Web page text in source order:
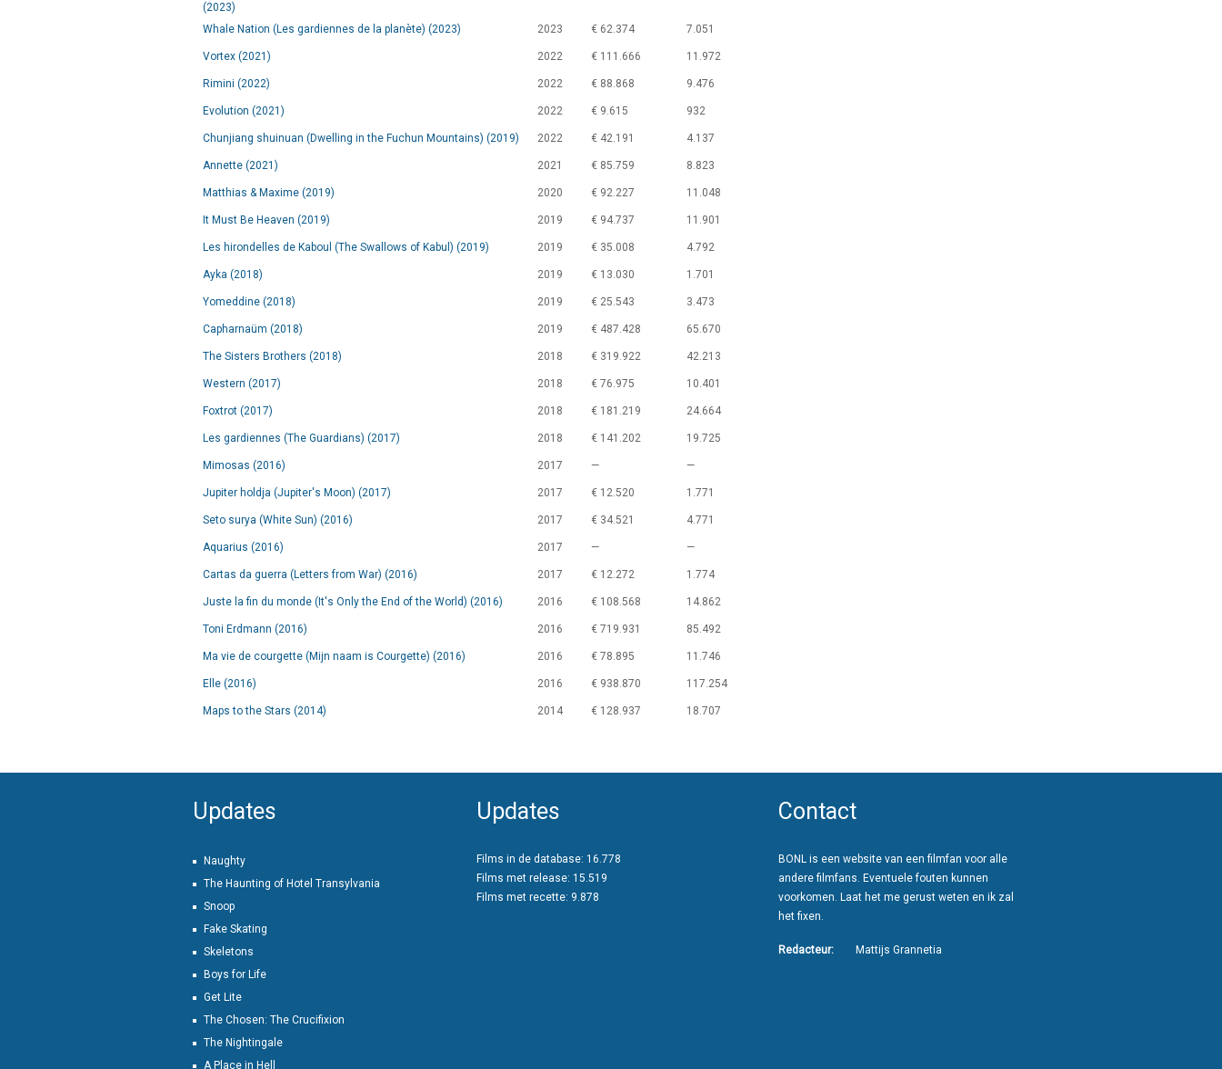
(2023)
Whale Nation (Les gardiennes de la planète) (2023) 2023 € 62.374 7.051
Vortex (2021) 2022 € 111.666 11.972
Rimini (2022) 2022 € 88.868 9.476
Evolution (2021) 2022 € 9.615 932
Chunjiang shuinuan (Dwelling in the Fuchun Mountains) (2019) 2022 € 42.191 4.137
Annette (2021) 2021 € 85.759 8.823
Matthias & Maxime (2019) 2020 € 92.227 11.048
It Must Be Heaven (2019) 2019 € 94.737 11.901
Les hirondelles de Kaboul (The Swallows of Kabul) (2019) 2019 € 35.008 4.792
Ayka (2018) 2019 € 13.030 1.701
Yomeddine (2018) 2019 € 25.543 3.473
Capharnaüm (2018) 2019 € 487.428 65.670
The Sisters Brothers (2018) 2018 € 319.922 42.213
Western (2017) 2018 € 76.975 10.401
Foxtrot (2017) 2018 € 181.219 24.664
Les gardiennes (The Guardians) (2017) 2018 € 141.202 19.725
Mimosas (2016) 2017 — —
Jupiter holdja (Jupiter's Moon) (2017) 2017 € 12.520 1.771
Seto surya (White Sun) (2016) 2017 € 34.521 4.771
Aquarius (2016) 2017 — —
Cartas da guerra (Letters from War) (2016) 2017 € 12.272 1.774
Juste la fin du monde (It's Only the End of the World) (2016) 2016 € 108.568 14.862
Toni Erdmann (2016) 2016 € 719.931 85.492
Ma vie de courgette (Mijn naam is Courgette) (2016) 2016 € 78.895 11.746
Elle (2016) 2016 € 938.870 117.254
Maps to the Stars (2014) 2014 € 128.937 18.707
Updates
Naughty
The Haunting of Hotel Transylvania
Snoop
Fake Skating
Skeletons
Boys for Life
Get Lite
The Chosen: The Crucifixion
The Nightingale
A Place in Hell
Updates
Films in de database: 16.778
Films met release: 15.519
Films met recette: 9.878
Contact
BONL is een website van een filmfan voor alle
andere filmfans. Eventuele fouten kunnen
voorkomen. Laat het me gerust weten en ik zal
het fixen.
Redacteur: Mattijs Grannetia